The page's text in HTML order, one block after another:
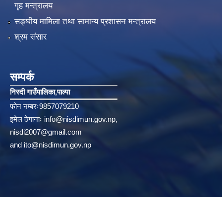
गृह मन्त्रालय
सङ्‍घीय मामिला तथा सामान्य प्रशासन मन्त्रालय
श्रम संसार
सम्पर्क
निस्दी गाउँपालिका‚पाल्पा
फोन नम्बरः9857079210
इमेल ठेगानाः info@nisdimun.gov.np,
nisdi2007@gmail.com
and ito@nisdimun.gov.np